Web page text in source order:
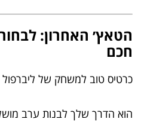
הטאץ׳ האחרון: לבחור
חכם
כרטיס טוב למשחק של ליברפול
הוא הדרך שלך לבנות ערב